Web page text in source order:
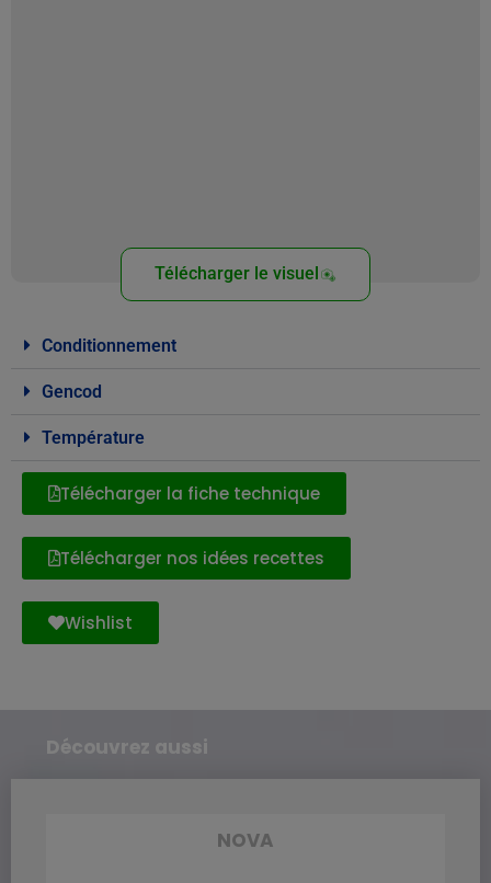
Télécharger le visuel
Conditionnement
Gencod
Température
Télécharger la fiche technique
Télécharger nos idées recettes
Wishlist
Découvrez aussi
NOVA